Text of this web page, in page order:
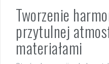
Tworzenie
przytulnej
materiałami